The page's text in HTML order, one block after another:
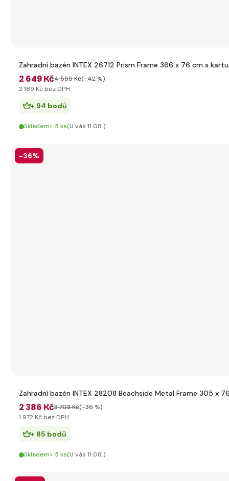
Zahradní bazén INTEX 26712 Prism Frame 366 x 76 cm s
2 649 Kč4 555 Kč(-42 %)
2 189 Kč bez DPH
+ 94 bodů
Skladem> 5 ks(U vás 11.08.)
-36%
Zahradní bazén INTEX 28208 Beachside Metal Frame 305 x
2 386 Kč3 703 Kč(-36 %)
1 972 Kč bez DPH
+ 85 bodů
Skladem> 5 ks(U vás 11.08.)